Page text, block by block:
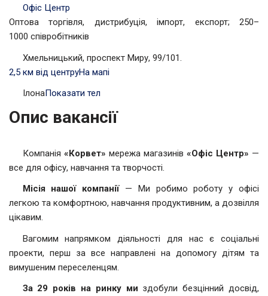
Офіс Центр
Оптова торгівля, дистрибуція, імпорт, експорт; 250–
1000 співробітників
Хмельницький, проспект Миру, 99/101.
2,5 км від центруНа мапі
ІлонаПоказати тел
Опис вакансії
Компанія «Корвет» мережа магазинів «Офіс Центр» —
все для офісу, навчання та творчості.
Місія нашої компанії— Ми робимо роботу у офісі
легкою та комфортною, навчання продуктивним, а дозвілля
цікавим.
Вагомим напрямком діяльності для нас є соціальні
проекти, перш за все направлені на допомогу дітям та
вимушеним переселенцям.
За 29 років на ринку ми здобули безцінний досвід,